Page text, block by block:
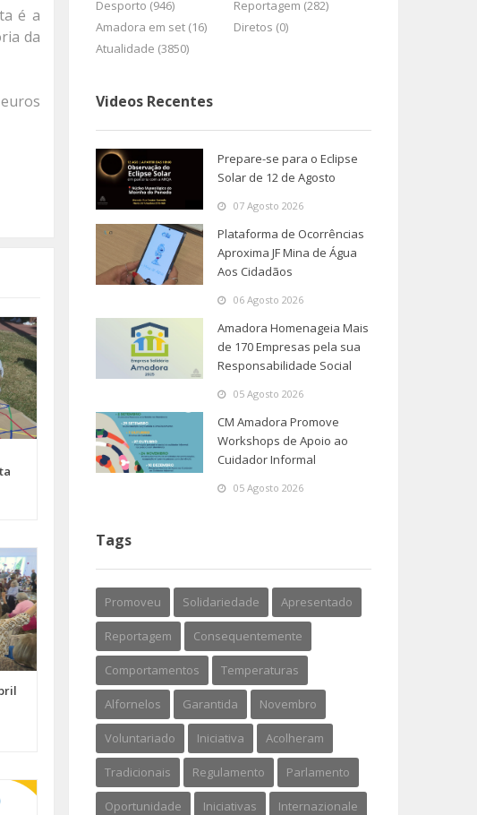
é a
da
Desporto (946)
Reportagem (282)
Amadora em set (16)
Diretos (0)
Atualidade (3850)
Videos Recentes
Prepare-se para o Eclipse
Solar de 12 de Agosto
07 Agosto 2026
Plataforma de Ocorrências
Aproxima JF Mina de Água
Aos Cidadãos
06 Agosto 2026
Amadora Homenageia Mais
de 170 Empresas pela sua
Responsabilidade Social
05 Agosto 2026
CM Amadora Promove
Workshops de Apoio ao
Cuidador Informal
05 Agosto 2026
Tags
Promoveu Solidariedade Apresentado
Reportagem Consequentemente
Comportamentos Temperaturas
Alfornelos Garantida Novembro
Voluntariado Iniciativa Acolheram
Tradicionais Regulamento Parlamento
Oportunidade Iniciativas Internazionale